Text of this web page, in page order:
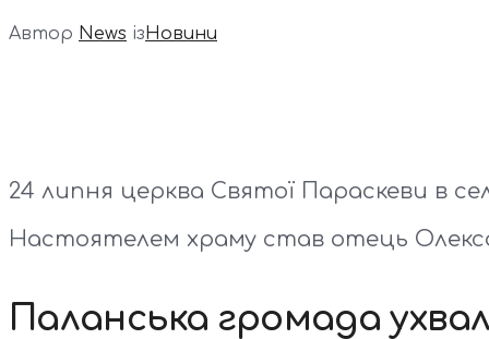
Автор News ізНовини
24 липня церква Святої Параскеви в
Настоятелем храму став отець
Паланська громада